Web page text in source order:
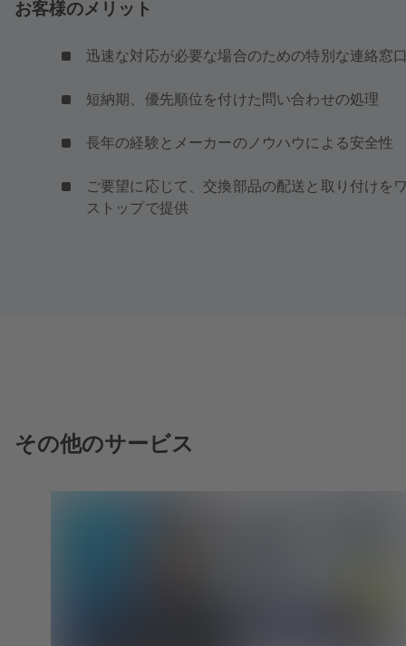
お客様のメリット
迅速な対応が必要な場合のための特別な連絡窓
短納期、優先順位を付けた問い合わせの処理
長年の経験とメーカーのノウハウによる安全性
ご要望に応じて、交換部品の配送と取り付けを
ストップで提供
その他のサービス